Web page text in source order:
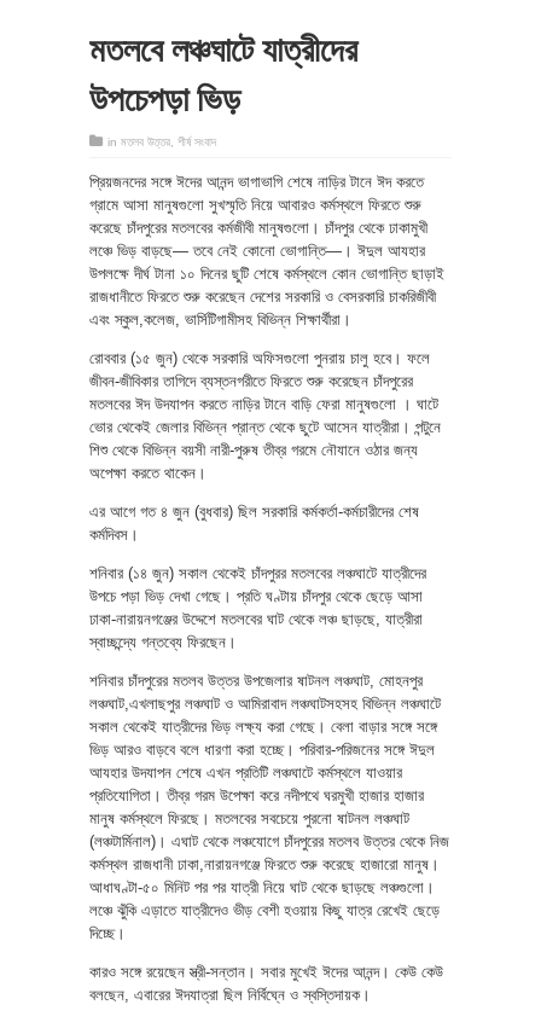
মতলবে লঞ্চঘাটে যাত্রীদের
উপচেপড়া ভিড়
in মতলব উত্তর শীর্ষ সংবাদ
প্রিয়জনদের সঙ্গে ঈদের আনন্দ ভাগাভাগি শেষে নাড়ির টানে ঈদ করতে
গ্রামে আসা মানুষগুলো সুখস্মৃতি নিয়ে আবারও কর্মস্থলে ফিরতে শুরু
করেছে চাঁদপুরের মতলবের কর্মজীবী মানুষগুলো। চাঁদপুর থেকে ঢাকামুখী
লঞ্চে ভিড় বাড়ছে— তবে নেই কোনো ভোগান্তি—। ঈদুল আযহার
উপলক্ষে দীর্ঘ টানা ১০ দিনের ছুটি শেষে কর্মস্থলে কোন ভোগান্তি ছাড়াই
রাজধানীতে ফিরতে শুরু করেছেন দেশের সরকারি ও বেসরকারি চাকরিজীবী
এবং স্কুল,কলেজ, ভার্সিটিগামীসহ বিভিন্ন শিক্ষার্থীরা।
রোববার (১৫ জুন) থেকে সরকারি অফিসগুলো পুনরায় চালু হবে। ফলে
জীবন-জীবিকার তাগিদে ব্যস্তনগরীতে ফিরতে শুরু করেছেন চাঁদপুরের
মতলবের ঈদ উদযাপন করতে নাড়ির টানে বাড়ি ফেরা মানুষগুলো । ঘাটে
ভোর থেকেই জেলার বিভিন্ন প্রান্ত থেকে ছুটে আসেন যাত্রীরা। পন্টুনে
শিশু থেকে বিভিন্ন বয়সী নারী-পুরুষ তীব্র গরমে নৌযানে ওঠার জন্য
অপেক্ষা করতে থাকেন।
এর আগে গত ৪ জুন (বুধবার) ছিল সরকারি কর্মকর্তা-কর্মচারীদের শেষ
কর্মদিবস।
শনিবার (১৪ জুন) সকাল থেকেই চাঁদপুরর মতলবের লঞ্চঘাটে যাত্রীদের
উপচে পড়া ভিড় দেখা গেছে। প্রতি ঘণ্টায় চাঁদপুর থেকে ছেড়ে আসা
ঢাকা-নারায়নগঞ্জের উদ্দেশে মতলবের ঘাট থেকে লঞ্চ ছাড়ছে, যাত্রীরা
স্বাচ্ছন্দ্যে গন্তব্যে ফিরছেন।
শনিবার চাঁদপুরের মতলব উত্তর উপজেলার ষাটনল লঞ্চঘাট, মোহনপুর
লঞ্চঘাট,এখলাছপুর লঞ্চঘাট ও আমিরাবাদ লঞ্চঘাটসহসহ বিভিন্ন লঞ্চঘাটে
সকাল থেকেই যাত্রীদের ভিড় লক্ষ্য করা গেছে। বেলা বাড়ার সঙ্গে সঙ্গে
ভিড় আরও বাড়বে বলে ধারণা করা হচ্ছে। পরিবার-পরিজনের সঙ্গে ঈদুল
আযহার উদযাপন শেষে এখন প্রতিটি লঞ্চঘাটে কর্মস্থলে যাওয়ার
প্রতিযোগিতা। তীব্র গরম উপেক্ষা করে নদীপথে ঘরমুখী হাজার হাজার
মানুষ কর্মস্থলে ফিরছে। মতলবের সবচেয়ে পুরনো ষাটনল লঞ্চঘাট
(লঞ্চটার্মিনাল)। এঘাট থেকে লঞ্চযোগে চাঁদপুরের মতলব উত্তর থেকে নিজ
কর্মস্থল রাজধানী ঢাকা,নারায়নগঞ্জে ফিরতে শুরু করেছে হাজারো মানুষ।
আধাঘণ্টা-৫০ মিনিট পর পর যাত্রী নিয়ে ঘাট থেকে ছাড়ছে লঞ্চগুলো।
লঞ্চে ঝুঁকি এড়াতে যাত্রীদেও ভীড় বেশী হওয়ায় কিছু যাত্র রেখেই ছেড়ে
দিচ্ছে।
কারও সঙ্গে রয়েছেন স্ত্রী-সন্তান। সবার মুখেই ঈদের আনন্দ। কেউ কেউ
বলছেন, এবারের ঈদযাত্রা ছিল নির্বিঘ্নে ও স্বস্তিদায়ক।